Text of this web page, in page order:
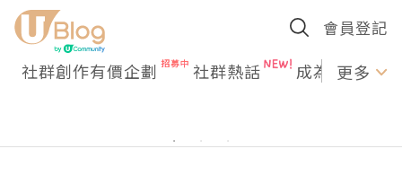
會員登記
社群創作有價企劃 社群熱話 成為U更多